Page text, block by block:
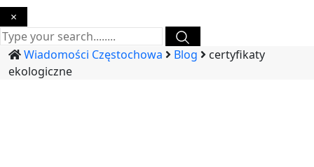
×
Wiadomości Częstochowa Blog
certyfikaty
ekologiczne